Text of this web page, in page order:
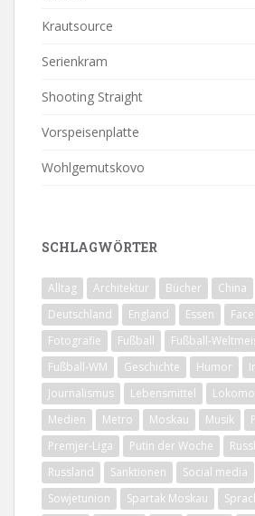
Krautsource
Serienkram
Shooting Straight
Vorspeisenplatte
Wohlgemutskovo
SCHLAGWÖRTER
Alltag Architektur Bücher China
Deutschland
England Essen
Fotografie
Fußball
Fußball-
Fußball-WM
Geschichte Humor
Journalismus
Lebensmittel
Medien
Metro Moskau Musik
Premjer-Liga
Putin der Woche
Russland
Sanktionen Social media
Sowjetunion
Spartak Moskau